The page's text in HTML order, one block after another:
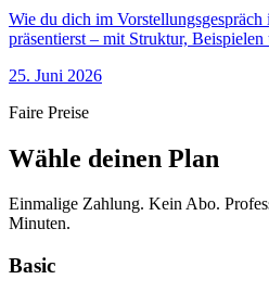
Wie du dich im
präsentierst – mit Struktur,
25. Juni 2026
Faire Preise
Wähle deinen Plan
Einmalige Zahlung. Kein Abo.
Minuten.
Basic